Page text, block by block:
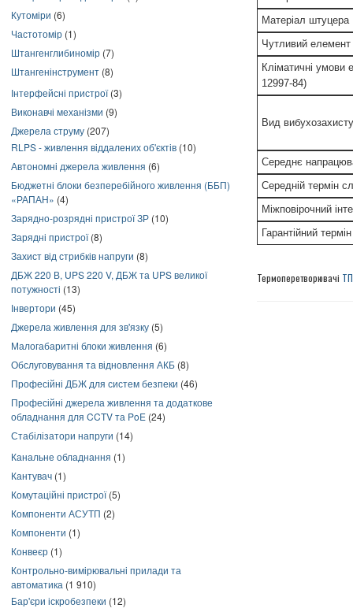
Кутоміри (6)
Частотомір (1)
Штангенглибиномір (7)
Штангенінструмент (8)
Інтерфейсні пристрої(3)
Виконавчі механізми (9)
Джерела струму (207)
RLPS - живлення віддалених об'єктів (10)
Автономні джерела живлення (6)
Бюджетні блоки безперебійного живлення (ББП)
«РАПАН» (4)
Зарядно-розрядні пристрої ЗР (10)
Зарядні пристрої(8)
Захист від стрибків напруги (8)
ДБЖ 220 В, UPS 220 V, ДБЖ та UPS великої
потужності (13)
Інвертори (45)
Джерела живлення для зв'язку (5)
Малогабаритні блоки живлення (6)
Обслуговування та відновлення АКБ (8)
Професійні ДБЖ для систем безпеки (46)
Професійні джерела живлення та додаткове
обладнання для CCTV та PoE (24)
Стабілізатори напруги (14)
Канальне обладнання (1)
Кантувач (1)
Комутаційні пристрої(5)
Компоненти АСУТП (2)
Компоненти (1)
Конвеєр (1)
Контрольно-вимірювальні прилади та
автоматика (1 910)
Бар'єри іскробезпеки (12)
Матеріал штуцера
Чутливий елемент
Кліматичні умови
12997-84)
Вид вибухозахисту
Середнє
Середній термін
Міжповірочний
Гарантійний
Термоперетворювачі